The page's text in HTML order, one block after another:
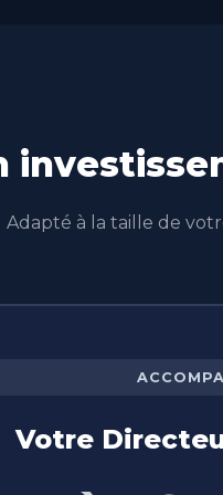
Adapté à la taille de
Votre